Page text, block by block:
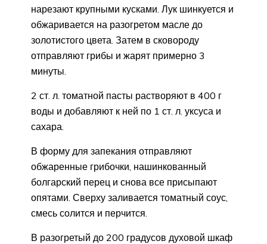
нарезают крупными кусками. Лук шинкуется и
обжаривается на разогретом масле до
золотистого цвета. Затем в сковороду
отправляют грибы и жарят примерно 3
минуты.
2 ст. л. томатной пасты растворяют в 400 г
воды и добавляют к ней по 1 ст. л. уксуса и
сахара.
В форму для запекания отправляют
обжаренные грибочки, нашинкованный
болгарский перец и снова все присыпают
опятами. Сверху заливается томатный соус,
смесь солится и перчится.
В разогретый до 200 градусов духовой шкаф